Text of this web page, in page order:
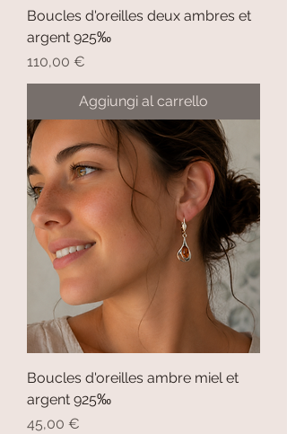
Boucles d'oreilles deux ambres et
argent 925‰
Prezzo
110,00 €
Aggiungi al carrello
Boucles d'oreilles ambre miel et
argent 925‰
Prezzo
45,00 €